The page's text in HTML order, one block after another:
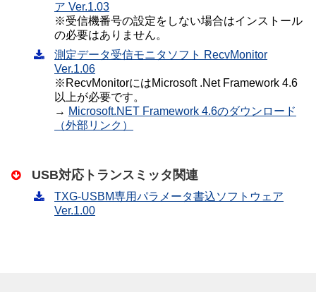
ア Ver.1.03
※受信機番号の設定をしない場合はインストール
の必要はありません。
測定データ受信モニタソフト RecvMonitor
Ver.1.06
※RecvMonitorにはMicrosoft .Net Framework 4.6
以上が必要です。
→ Microsoft.NET Framework 4.6のダウンロード
（外部リンク）
USB対応トランスミッタ関連
TXG-USBM専用パラメータ書込ソフトウェア
Ver.1.00